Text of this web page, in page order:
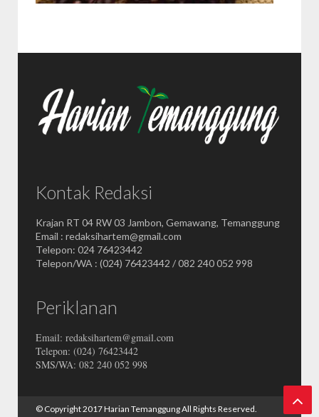
Kontak Redaksi
Krajan RT 04 RW 03 Jambon, Gemawang, Temanggung
Email : redaksihartem@gmail.com
Telepon: 024 76423442
Telepon/WA : (024) 76423442 / 082 240 052 998
Periklanan
Email: redaksihartem@gmail.com
Telepon: (024) 76423442
SMS/WA: 082 240 052 998
© Copyright 2017Harian TemanggungAll Rights Reserved.